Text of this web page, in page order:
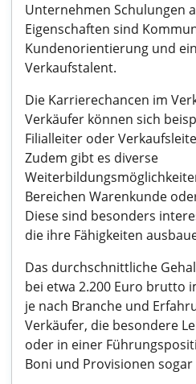
Unternehmen Schulungen
Eigenschaften sind
Kundenorientierung und
Verkaufstalent.
Die Karrierechancen im
Verkäufer können sich
Filialleiter oder
Zudem gibt es diverse
Bereichen Warenkunde
Diese sind besonders
die ihre Fähigkeiten
Das durchschnittliche
bei etwa 2.200 Euro brutto
je nach Branche und
Verkäufer, die besondere
oder in einer
Boni und Provisionen